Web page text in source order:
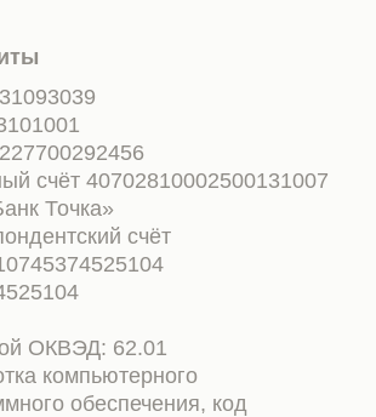
ОКВЭД: 62.01
компьютерного
обеспечения, код
счёт 40702810002500131007
Точка»
счёт